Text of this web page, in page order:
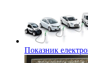
Показник